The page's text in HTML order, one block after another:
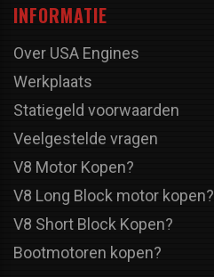
INFORMATIE
Over USA Engines
Werkplaats
Statiegeld voorwaarden
Veelgestelde vragen
V8 Motor Kopen?
V8 Long Block motor kopen?
V8 Short Block Kopen?
Bootmotoren kopen?